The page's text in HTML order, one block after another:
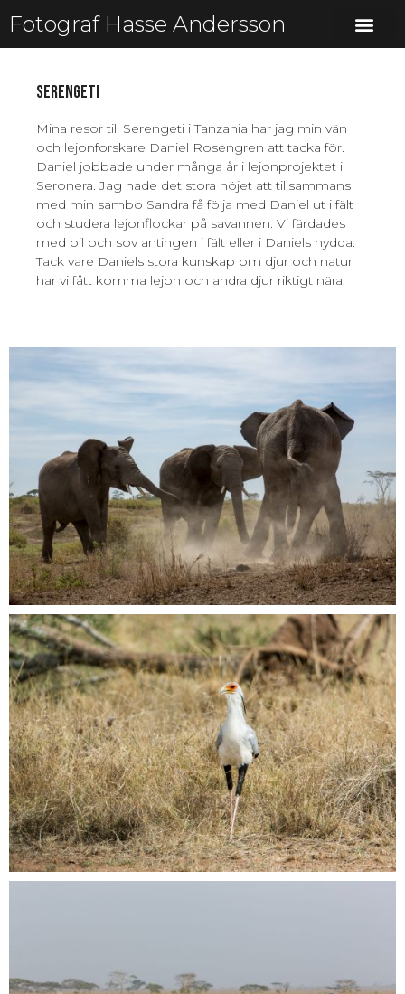
Fotograf Hasse Andersson
Serengeti
Mina resor till Serengeti i Tanzania har jag min vän
och lejonforskare Daniel Rosengren att tacka för.
Daniel jobbade under många år i lejonprojektet i
Seronera. Jag hade det stora nöjet att tillsammans
med min sambo Sandra få följa med Daniel ut i fält
och studera lejonflockar på savannen. Vi färdades
med bil och sov antingen i fält eller i Daniels hydda.
Tack vare Daniels stora kunskap om djur och natur
har vi fått komma lejon och andra djur riktigt nära.